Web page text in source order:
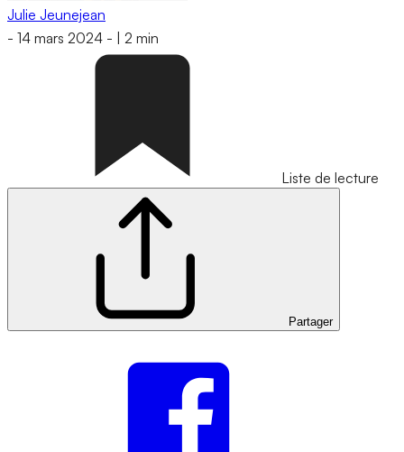
Julie Jeunejean
- 14 mars 2024 - 2 min
Liste de lecture
Partager